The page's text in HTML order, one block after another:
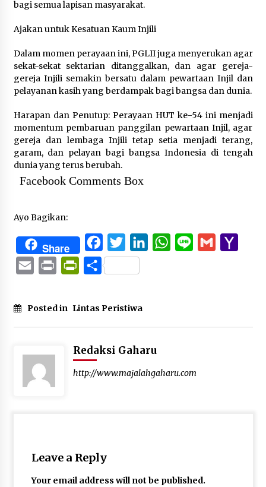
bagi semua lapisan masyarakat.
Ajakan untuk Kesatuan Kaum Injili
Dalam momen perayaan ini, PGLII juga menyerukan agar
sekat-sekat sektarian ditanggalkan, dan agar gereja-
gereja Injili semakin bersatu dalam pewartaan Injil dan
pelayanan kasih yang berdampak bagi bangsa dan dunia.
Harapan dan Penutup: Perayaan HUT ke-54 ini menjadi
momentum pembaruan panggilan pewartaan Injil, agar
gereja dan lembaga Injili tetap setia menjadi terang,
garam, dan pelayan bagi bangsa Indonesia di tengah
dunia yang terus berubah.
Facebook Comments Box
Ayo Bagikan:
Share FacebookTwitterLinkedInWhatsApp
Line Gmail
Email Print PrintFriendly
Share
Posted in Lintas Peristiwa
Redaksi Gaharu
http://www.majalahgaharu.com
Leave a Reply
Your email address will not be published.